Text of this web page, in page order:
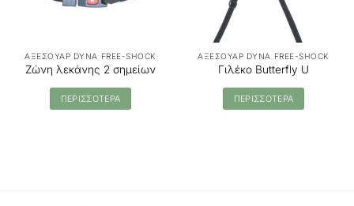
ΑΞΕΣΟΥΑΡ DYNA FREE-SHOCK
Ζώνη λεκάνης 2 σημείων
ΠΕΡΙΣΣΟΤΕΡΑ
ΑΞΕΣΟΥΑΡ DYNA FREE-SHOCK
Γιλέκο Butterfly U
ΠΕΡΙΣΣΟΤΕΡΑ